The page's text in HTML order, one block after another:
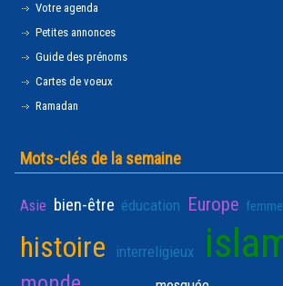
Votre agenda
Petites annonces
Guide des prénoms
Cartes de voeux
Ramadan
Mots-clés de la semaine
Asie bien-être éducation Europe
histoire interreligieux